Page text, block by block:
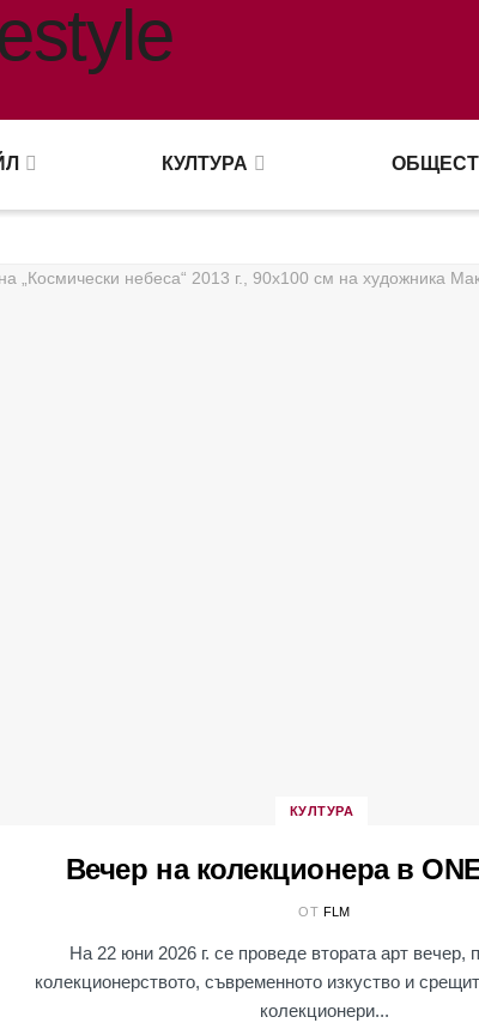
Magazine
КУЛТУРА
КУЛТУРА
Вечер на колекционера в
ОТ FLM
На 22 юни 2026 г. се проведе втората арт вечер,
колекционерството, съвременното изкуство и
колекционери...